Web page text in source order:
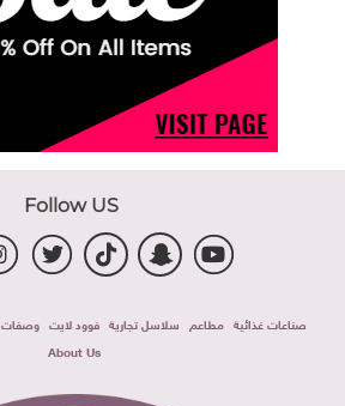
Follow US
صناعات غذائية مطاعم سلاسل تجارية فوود لايت وصفات
About Us